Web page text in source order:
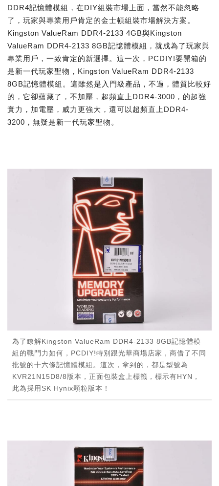
DDR4記憶體模組，在DIY組裝市場上面，當然不能忽略
了，玩家與專業用戶肯定的金士頓組裝市場解決方案。
Kingston ValueRam DDR4-2133 4GB與Kingston
ValueRam DDR4-2133 8GB記憶體模組，就成為了玩家與
專業用戶，一致肯定的新選擇。這一次，PCDIY!要開箱的
是新一代玩家聖物，Kingston ValueRam DDR4-2133
8GB記憶體模組。這雖然是入門級產品，不過，體質比較好
的，它卻蘊藏了，不加壓，超頻直上DDR4-3000，的超強
實力，加電壓，威力更強大，還可以超頻直上DDR4-
3200，無疑是新一代玩家聖物。
為了瞭解Kingston ValueRam DDR4-2133 8GB記憶體模
組的戰鬥力如何，PCDIY!特別跟光華商場店家，商借了不同
批號的十六條記憶體模組。這次，拿到的，都是型號為
KVR21N15D8/8版本，正面包裝盒上標籤，標示有HYN，
此為採用SK Hynix顆粒版本！